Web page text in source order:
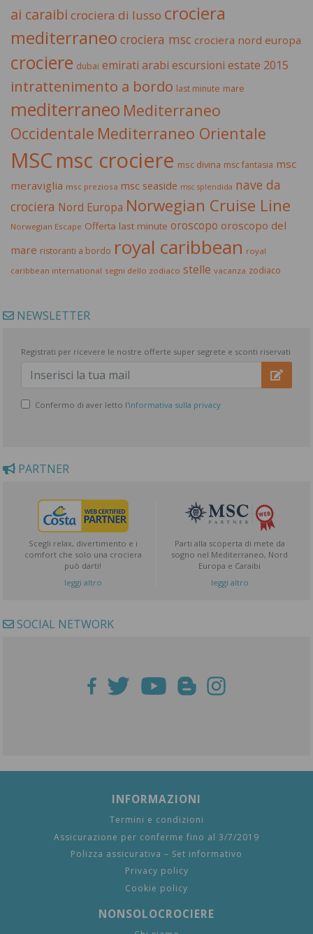
ai caraibi crociera di lusso crociera
mediterraneo crociera msc crociera nord europa
crociere dubai emirati arabi escursioni estate 2015
intrattenimento a bordo last minute mare
mediterraneo Mediterraneo
Occidentale Mediterraneo Orientale
MSCmsc crociere msc divina msc fantasia msc
meraviglia msc preziosa msc seaside msc splendida nave da
crociera Nord Europa Norwegian Cruise Line
Norwegian Escape Offerta last minute oroscopo oroscopo del
mare ristoranti a bordo royal caribbean royal
caribbean international segni dello zodiaco stelle vacanza zodiaco
NEWSLETTER
Registrati per ricevere le nostre offerte super segrete e sconti riservati
Confermo di aver letto l'informativa sulla privacy
PARTNER
Scegli relax, divertimento e i
comfort che solo una crociera
può darti!
leggi altro
Parti alla scoperta di mete da
sogno nel Mediterraneo, Nord
Europa e Caraibi
leggi altro
SOCIAL NETWORK
INFORMAZIONI
Termini e condizioni
Assicurazione per conferme fino al 3/7/2019
Polizza assicurativa – Set informativo
Privacy policy
Cookie policy
NONSOLOCROCIERE